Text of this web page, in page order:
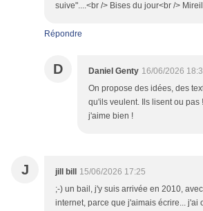
suive"....<br /> Bises du jour<br />
Répondre
D Daniel Genty 16/06/2026
On propose des idées, des
qu'ils veulent. Ils lisent ou pas
j'aime bien !
J jill bill
15/06/2026 17:25
;-) un bail, j'y suis arrivée en 2010,
internet, parce que j'aimais écrire... j'ai